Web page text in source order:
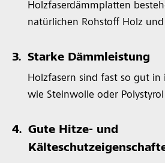
Holzfaserdämmplatten
natürlichen Rohstoff Holz
3. Starke Dämmleistung
Holzfasern sind fast so gut in
wie Steinwolle oder Polystyrol
4. Gute Hitze- und